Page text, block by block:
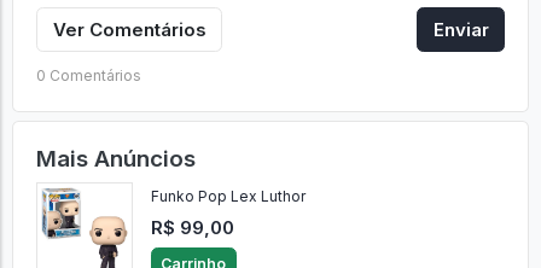
Ver Comentários Enviar
0 Comentários
Mais Anúncios
Funko Pop Lex Luthor
R$ 99,00
Carrinho